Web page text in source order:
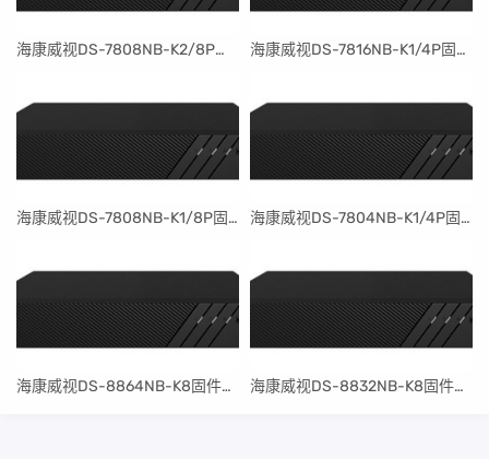
​海康威视DS-7808NB-K2/8P固件升级包V4.30.097build240401 ​海康威视DS-7816NB-K1/4P固件升级包V4.30.097build240401
​海康威视DS-7808NB-K1/8P固件升级包V4.30.097build240401 ​海康威视DS-7804NB-K1/4P固件升级包V4.30.097build240401
​海康威视DS-8864NB-K8固件升级包V4.30.097build240401 ​海康威视DS-8832NB-K8固件升级包V4.30.097build240401